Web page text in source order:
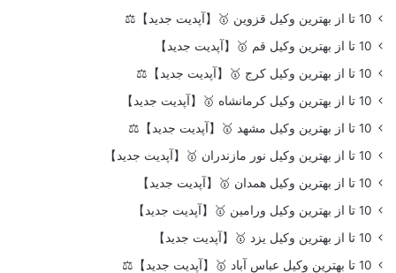
10 تا از بهترین وکیل قزوین 🥇【آپدیت جدید】⚖️
10 تا از بهترین وکیل قم 🥇【آپدیت جدید】
10 تا از بهترین وکیل کرج 🥇【آپدیت جدید】⚖️
10 تا از بهترین وکیل کرمانشاه 🥇【آپدیت جدید】
10 تا از بهترین وکیل مشهد 🥇【آپدیت جدید】⚖️
10 تا از بهترین وکیل نور مازندران 🥇【آپدیت جدید】
10 تا از بهترین وکیل همدان 🥇【آپدیت جدید】
10 تا از بهترین وکیل ورامین 🥇【آپدیت جدید】
10 تا از بهترین وکیل یزد 🥇【آپدیت جدید】
10 تا بهترین وکیل عباس آباد 🥇【آپدیت جدید】⚖️